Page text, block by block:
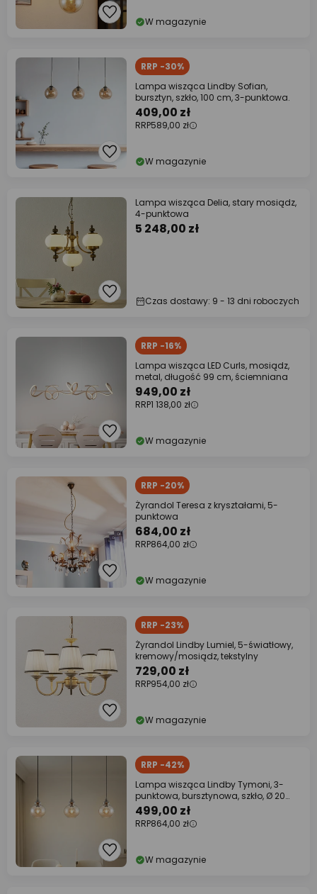
W magazynie
RRP -30%
Lampa wisząca Lindby Sofian,
bursztyn, szkło, 100 cm, 3-punktowa.
409,00 zł
RRP589,00 zł
W magazynie
Lampa wisząca Delia, stary mosiądz,
4-punktowa
5 248,00 zł
Czas dostawy: 9 - 13 dni roboczych
RRP -16%
Lampa wisząca LED Curls, mosiądz,
metal, długość 99 cm, ściemniana
949,00 zł
RRP1 138,00 zł
W magazynie
RRP -20%
Żyrandol Teresa z kryształami, 5-
punktowa
684,00 zł
RRP864,00 zł
W magazynie
RRP -23%
Żyrandol Lindby Lumiel, 5-światłowy,
kremowy/mosiądz, tekstylny
729,00 zł
RRP954,00 zł
W magazynie
RRP -42%
Lampa wisząca Lindby Tymoni, 3-
punktowa, bursztynowa, szkło, Ø 20
cm
499,00 zł
RRP864,00 zł
W magazynie